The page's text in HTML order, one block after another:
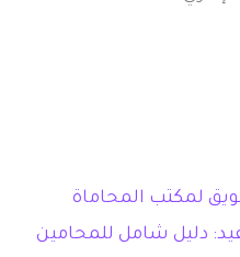
لمكتب المحاماة
دليل شامل للمحامين